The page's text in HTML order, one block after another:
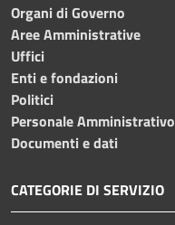
Organi di Governo
Aree Amministrative
Uffici
Enti e fondazioni
Politici
Personale Amministrativo
Documenti e dati
CATEGORIE DI SERVIZIO